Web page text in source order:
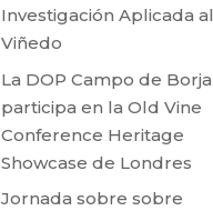
Investigación Aplicada al
Viñedo
La DOP Campo de Borja
participa en la Old Vine
Conference Heritage
Showcase de Londres
Jornada sobre sobre